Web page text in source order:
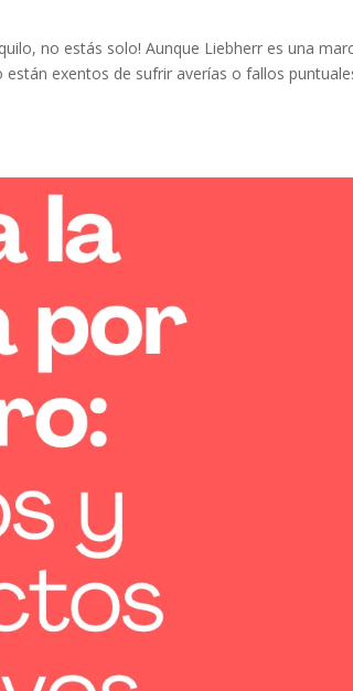
no estás solo! Aunque Liebherr es una
exentos de sufrir averías o fallos